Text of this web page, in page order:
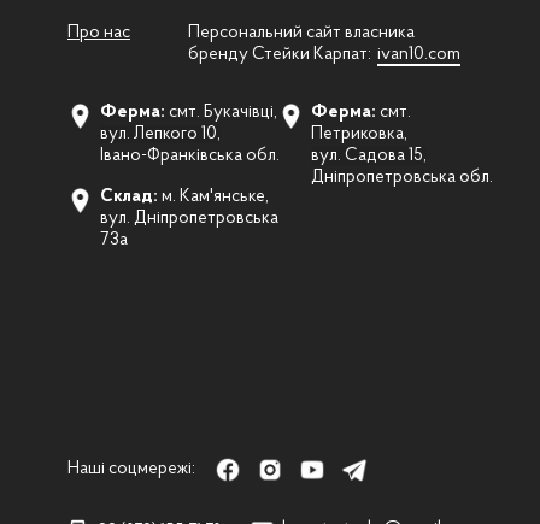
Про нас
Ферма: смт. Букачівці,
вул. Лепкого 10,
Івано-Франківська обл.
Наші соцмережі:
Персональний сайт власника
бренду Стейки Карпат: ivan10.com
Склад: м. Кам'янське,
вул. Дніпропетровська
73а
Ферма: смт.
Петриковка,
вул. Садова 15,
Дніпропетровська обл.